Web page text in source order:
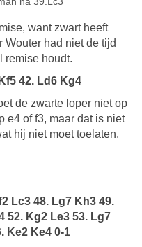
want zwart heeft
had niet de tijd
remise houdt.
42. Ld6 Kg4
de zwarte loper niet op
e4 of f3, maar dat is niet
hij niet moet toelaten.
Lc3 48. Lg7 Kh3 49.
52. Kg2 Le3 53. Lg7
Ke2 Ke4 0-1